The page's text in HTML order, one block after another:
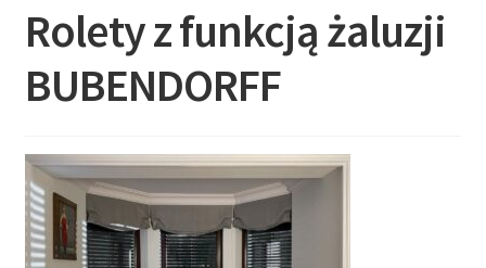
Rolety z funkcją żaluzji
BUBENDORFF